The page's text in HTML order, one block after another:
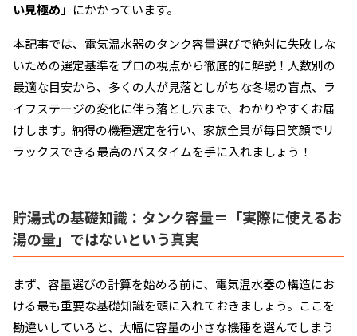
い見極め」 にかかっています。
本記事では、電気温水器のタンク容量選びで絶対に失敗しな
いための選定基準をプロの視点から徹底的に解説！人数別の
最適な目安から、多くの人が見落としがちな冬場の盲点、ラ
イフステージの変化に伴う落とし穴まで、わかりやすくお届
けします。納得の機種選定を行い、家族全員が毎日笑顔でリ
ラックスできる最高のバスタイムを手に入れましょう！
貯湯式の基礎知識：タンク容量＝「実際に使えるお
湯の量」ではないという真実
まず、容量選びの計算を始める前に、電気温水器の構造にお
ける最も重要な基礎知識を頭に入れておきましょう。ここを
勘違いしていると、大幅に容量の小さな機種を選んでしまう